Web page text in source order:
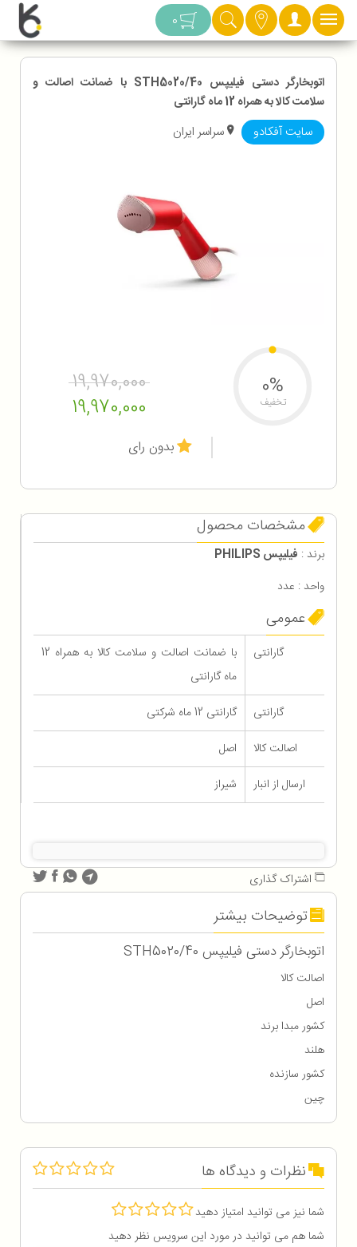
دسته بندی 0
اتوبخارگر دستی فیلیپس STH5020/40 با ضمانت اصالت و
سلامت کالا به همراه 12 ماه گارانتی
سایت آفکادو سراسر ایران
19,970,000
19,970,000
0%
تخفیف
بدون رای
مشخصات محصول
برند : فیلیپس PHILIPS
واحد : عدد
عمومی
گارانتی
با ضمانت اصالت و سلامت کالا به همراه 12
ماه گارانتی
گارانتی
گارانتی 12 ماه شرکتی
اصالت کالا
اصل
ارسال از انبار
شیراز
اشتراک گذاری
توضیحات بیشتر
اتوبخارگر دستی فیلیپس STH5020/40
اصالت کالا
اصل
کشور مبدا برند
هلند
کشور سازنده
چین
نظرات و دیدگاه ها
شما نیز می توانید امتیاز دهید
شما هم می توانید در مورد این سرویس نظر دهید